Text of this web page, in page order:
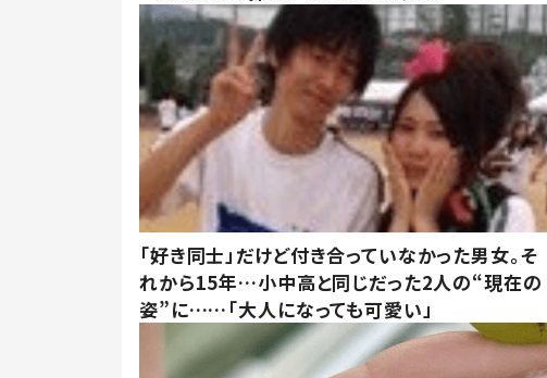
「好き同士」だけど付き合っていなかった男女。そ
れから15年…小中高と同じだった2人の“現在の
姿”に……「大人になっても可愛い」